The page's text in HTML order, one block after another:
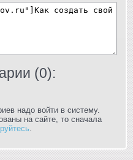
(0):
надо войти в систему.
на сайте, то сначала